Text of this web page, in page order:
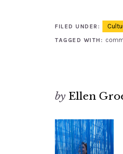
FILED UNDER:
TAGGED WITH:
by Ellen